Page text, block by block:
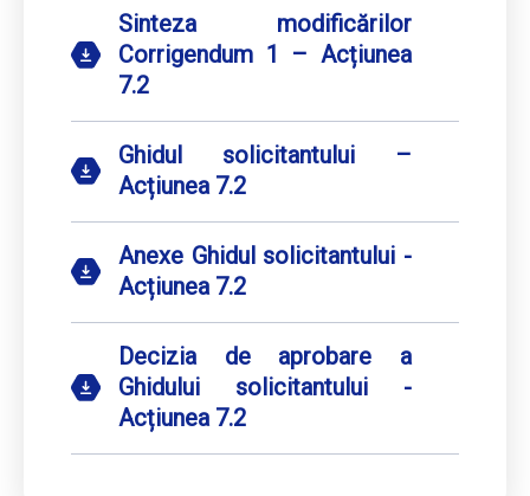
Sinteza modificărilor
Corrigendum 1 – Acțiunea
7.2
Ghidul solicitantului –
Acțiunea 7.2
Anexe Ghidul solicitantului -
Acțiunea 7.2
Decizia de aprobare a
Ghidului solicitantului -
Acțiunea 7.2